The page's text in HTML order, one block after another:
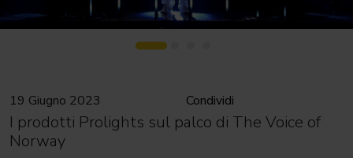
19 Giugno 2023 Condividi
I prodotti Prolights sul palco di The Voice of
Norway